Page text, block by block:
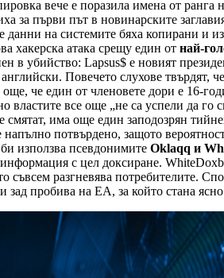
вече е поразила имена от ранга
за първи път в новинарските
на системите бяха копирани и
хакерска атака срещу един от най-
в убийство: Lapsus$ е новият
Повечето слухове твърдят,
че един от членовете дори е 16-
властите все още „не са успели да го
смятат, има още един заподозрян
потвърдено, защото
използва псевдонимите Oklaqq и
с цел доксиране.
съвсем разгневява потребителите.
пробива на EA, за който стана